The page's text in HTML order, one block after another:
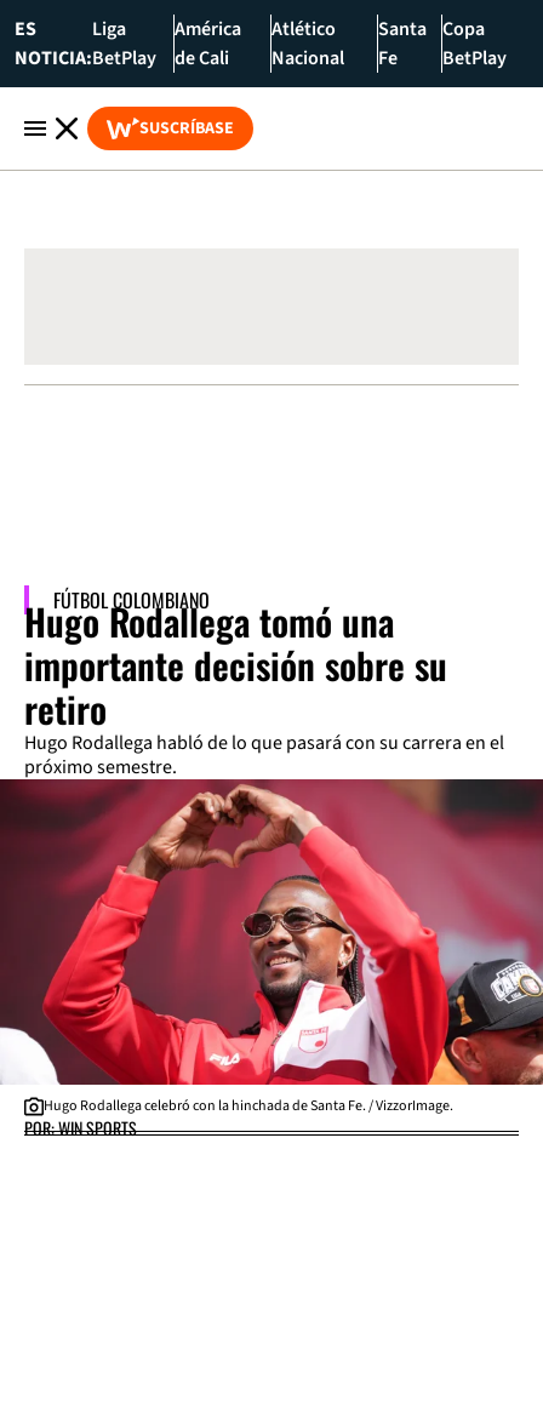
ES
NOTICIA:
Liga
BetPlay
América
de Cali
Atlético
Nacional
Santa
Fe
Copa
BetPlay
SUSCRÍBASE
FÚTBOL COLOMBIANO
Hugo Rodallega tomó una
importante decisión sobre su
retiro
Hugo Rodallega habló de lo que pasará con su carrera en el
próximo semestre.
Hugo Rodallega celebró con la hinchada de Santa Fe. / VizzorImage.
POR: WIN SPORTS